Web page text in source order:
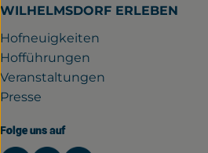
WILHELMSDORF ERLEBEN
Hofneuigkeiten
Hofführungen
Veranstaltungen
Presse
Folge uns auf